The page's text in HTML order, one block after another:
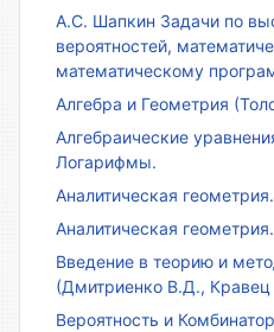
А.С. Шапкин Задачи по
вероятностей,
математическому
Алгебра и Геометрия
Алгебраические
Логарифмы.
Аналитическая
Аналитическая
Введение в теорию и
(Дмитриенко В.Д.,
Вероятность и